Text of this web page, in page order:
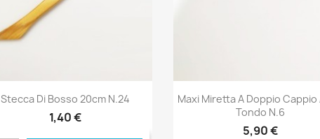
Stecca Di Bosso 20cm N.24
1,40 €
Maxi Miretta A Doppio Cappio
Tondo N.6
5,90 €